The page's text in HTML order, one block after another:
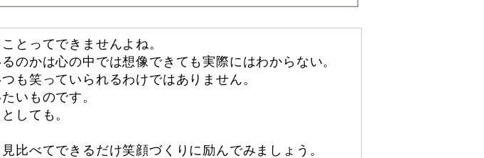
とってできませんよね。
のかは心の中では想像できても実際にはわからない。
も笑っていられるわけではありません。
いものです。
しても。
比べてできるだけ笑顔づくりに励んでみましょう。